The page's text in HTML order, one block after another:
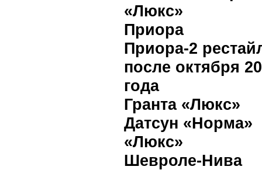
«Люкс»
Приора
Приора-2
после октября
года
Гранта «Люкс»
Датсун «Норма»
«Люкс»
Шевроле-Нива